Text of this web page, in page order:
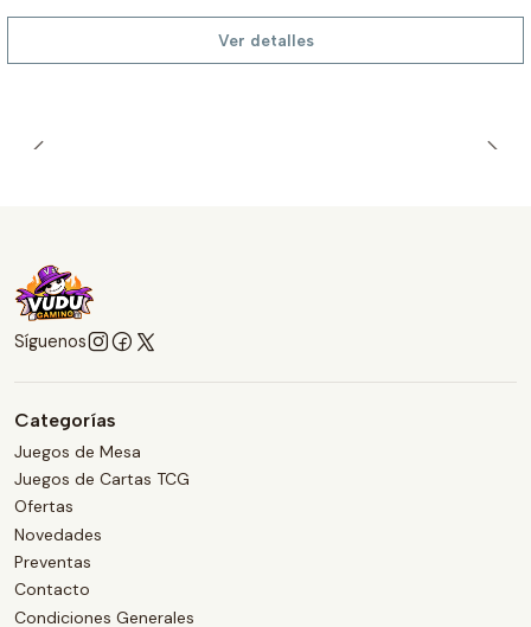
Ver detalles
Síguenos
Categorías
Juegos de Mesa
Juegos de Cartas TCG
Ofertas
Novedades
Preventas
Contacto
Condiciones Generales